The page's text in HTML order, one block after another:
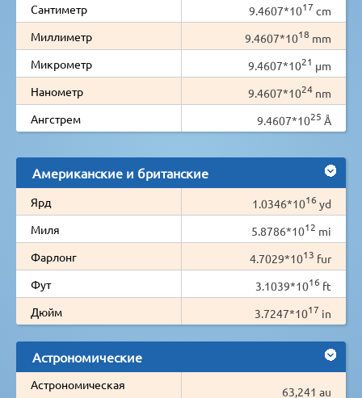
Сантиметр 9.4607*1017 cm
Миллиметр
9.4607*1018 mm
Микрометр
9.4607*1021 µm
Нанометр
9.4607*1024 nm
Ангстрем
9.4607*1025 Å
Американские и британские
Ярд 1.0346*1016 yd
Миля
5.8786*1012 mi
Фарлонг
4.7029*1013 fur
Фут
3.1039*1016 ft
Дюйм
3.7247*1017 in
Астрономические
Астрономическая
63,241 au